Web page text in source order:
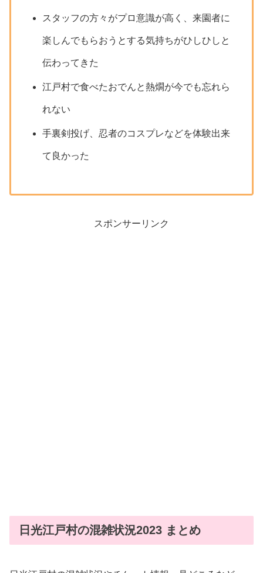
スタッフの方々がプロ意識が高く、来園者に
楽しんでもらおうとする気持ちがひしひしと
伝わってきた
江戸村で食べたおでんと熱燗が今でも忘れら
れない
手裏剣投げ、忍者のコスプレなどを体験出来
て良かった
スポンサーリンク
日光江戸村の混雑状況2023 まとめ